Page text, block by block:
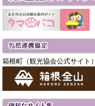
箱根町（観光協会公式サイト）